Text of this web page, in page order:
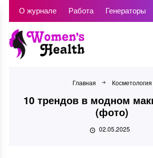
О журнале Работа Генераторы
Главная Косметология
10 трендов в модном
(фото)
02.05.2025